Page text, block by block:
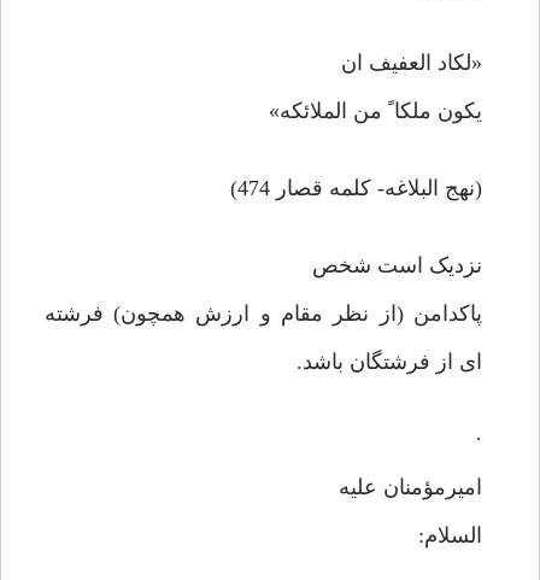
«لکاد العفیف ان
یکون ملکا ً من الملائکه»
(نهج البلاغه- کلمه قصار 474)
نزدیک است شخص
پاکدامن (از نظر مقام و ارزش همچون) فرشته
ای از فرشتگان باشد.
·
امیرمؤمنان علیه
السلام: